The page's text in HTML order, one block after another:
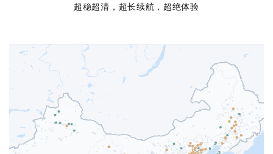
超稳超清，超长续航，超绝体验